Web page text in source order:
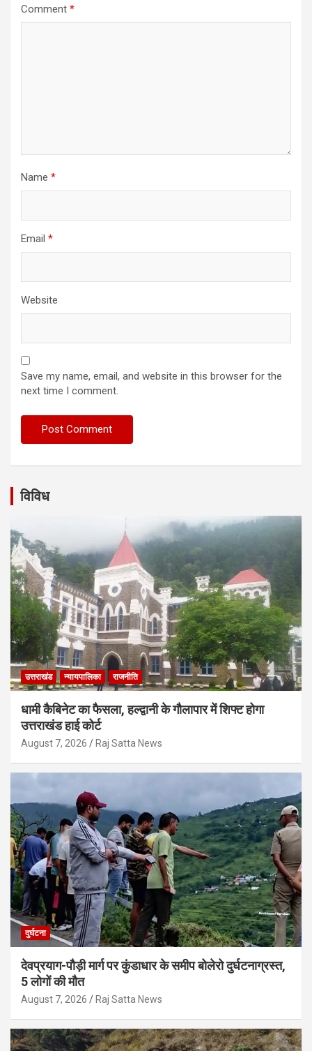
Comment *
Name *
Email *
Website
Save my name, email, and website in this browser for the
next time I comment.
विविध
उत्तराखंड न्यायपालिका राजनीति
धामी कैबिनेट का फैसला, हल्द्वानी के गौलापार में शिफ्ट होगा
उत्तराखंड हाई कोर्ट
August 7, 2026 Raj Satta News
दुर्घटना
देवप्रयाग-पौड़ी मार्ग पर कुंडाधार के समीप बोलेरो दुर्घटनाग्रस्त,
5 लोगों की मौत
August 7, 2026 Raj Satta News